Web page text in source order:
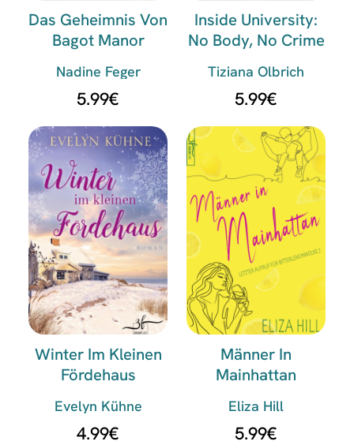
Das Geheimnis Von
Bagot Manor
Nadine Feger
5.99€
Inside University:
No Body, No Crime
Tiziana Olbrich
5.99€
Winter Im Kleinen
Fördehaus
Evelyn Kühne
4.99€
Männer In
Mainhattan
Eliza Hill
5.99€